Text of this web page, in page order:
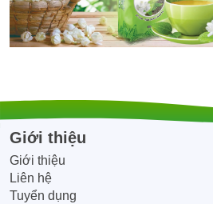
Giới thiệu
Giới thiệu
Liên hệ
Tuyển dụng